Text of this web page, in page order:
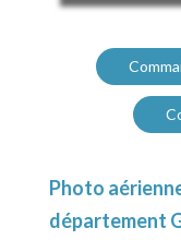
Photo
département